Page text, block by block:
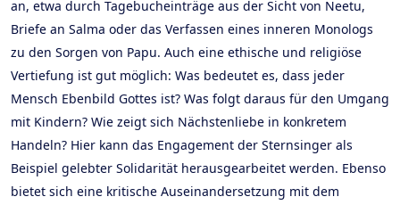
an, etwa durch Tagebucheinträge aus der Sicht von Neetu,
Briefe an Salma oder das Verfassen eines inneren Monologs
zu den Sorgen von Papu. Auch eine ethische und religiöse
Vertiefung ist gut möglich: Was bedeutet es, dass jeder
Mensch Ebenbild Gottes ist? Was folgt daraus für den Umgang
mit Kindern? Wie zeigt sich Nächstenliebe in konkretem
Handeln? Hier kann das Engagement der Sternsinger als
Beispiel gelebter Solidarität herausgearbeitet werden. Ebenso
bietet sich eine kritische Auseinandersetzung mit dem